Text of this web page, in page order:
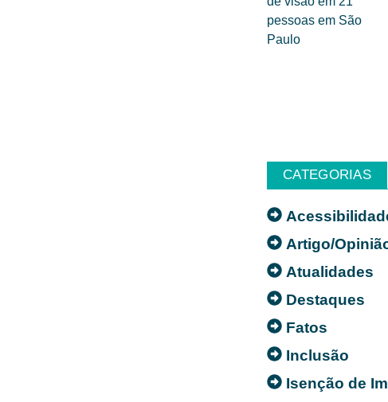
CATEGORIAS
Artigo/
Atualidades
Destaques
Fatos
Inclusão
Isenção de